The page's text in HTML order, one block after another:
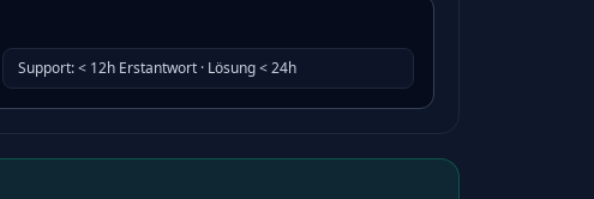
Support:< 12h Erstantwort · Lösung < 24h